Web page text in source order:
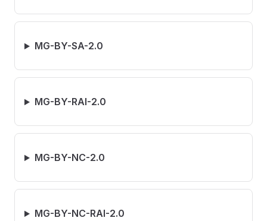
MG-BY-SA-2.0
MG-BY-RAI-2.0
MG-BY-NC-2.0
MG-BY-NC-RAI-2.0